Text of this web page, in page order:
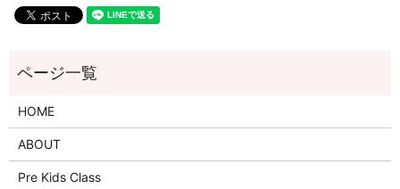
HOME
ABOUT
Pre Kids Class